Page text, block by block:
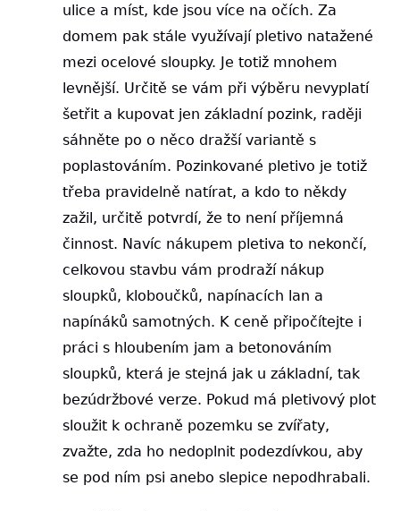
ulice a míst, kde jsou více na očích. Za
domem pak stále využívají pletivo natažené
mezi ocelové sloupky. Je totiž mnohem
levnější. Určitě se vám při výběru nevyplatí
šetřit a kupovat jen základní pozink, raději
sáhněte po o něco dražší variantě s
poplastováním. Pozinkované pletivo je totiž
třeba pravidelně natírat, a kdo to někdy
zažil, určitě potvrdí, že to není příjemná
činnost. Navíc nákupem pletiva to nekončí,
celkovou stavbu vám prodraží nákup
sloupků, kloboučků, napínacích lan a
napínáků samotných. K ceně připočítejte i
práci s hloubením jam a betonováním
sloupků, která je stejná jak u základní, tak
bezúdržbové verze. Pokud má pletivový plot
sloužit k ochraně pozemku se zvířaty,
zvažte, zda ho nedoplnit podezdívkou, aby
se pod ním psi anebo slepice nepodhrabali.